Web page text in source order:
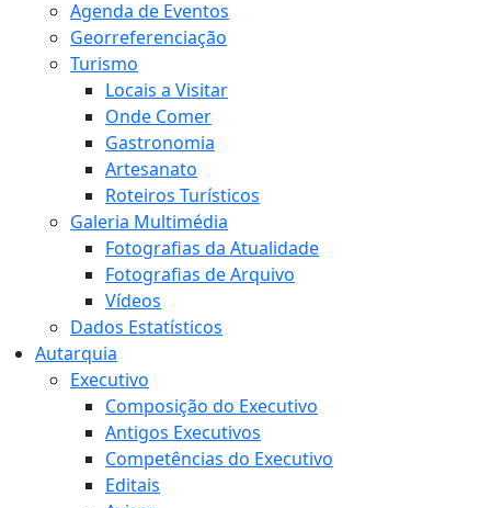
Agenda de Eventos
Georreferenciação
Turismo
Locais a Visitar
Onde Comer
Gastronomia
Artesanato
Roteiros Turísticos
Galeria Multimédia
Fotografias da Atualidade
Fotografias de Arquivo
Vídeos
Dados Estatísticos
Autarquia
Executivo
Composição do Executivo
Antigos Executivos
Competências do Executivo
Editais